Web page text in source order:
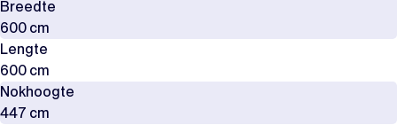
Breedte
600 cm
Lengte
600 cm
Nokhoogte
447 cm